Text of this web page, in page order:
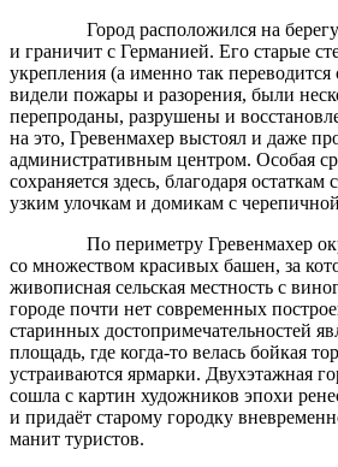
Город расположился на
и граничит с Германией. Его старые
укрепления (а именно так переводится
видели пожары и разорения, были
перепроданы, разрушены и
на это, Гревенмахер выстоял и даже
административным центром. Особая
сохраняется здесь, благодаря
узким улочкам и домикам с
По периметру Гревенмахер
со множеством красивых башен, за
живописная сельская местность с
городе почти нет современных
старинных достопримечательностей
площадь, где когда-то велась бойкая
устраиваются ярмарки. Двухэтажная
сошла с картин художников эпохи
и придаёт старому городку
манит туристов.